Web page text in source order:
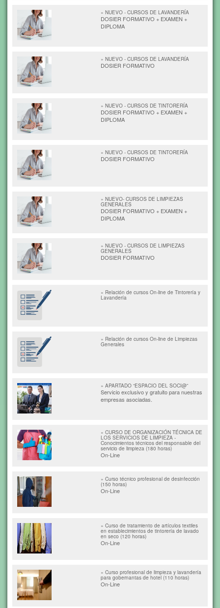
» NUEVO - CURSOS DE LAVANDERÍA
DOSIER FORMATIVO + EXAMEN +
DIPLOMA
» NUEVO - CURSOS DE LAVANDERÍA
DOSIER FORMATIVO
» NUEVO - CURSOS DE TINTORERÍA
DOSIER FORMATIVO + EXAMEN +
DIPLOMA
» NUEVO - CURSOS DE TINTORERÍA
DOSIER FORMATIVO
» NUEVO- CURSOS DE LIMPIEZAS
GENERALES
DOSIER FORMATIVO + EXAMEN +
DIPLOMA
» NUEVO - CURSOS DE LIMPIEZAS
GENERALES
DOSIER FORMATIVO
» Relación de cursos On-line de Tintorería y
Lavandería
» Relación de cursos On-line de Limpiezas
Generales
» APARTADO “ESPACIO DEL SOCI@”
Servicio exclusivo y gratuito para nuestras
empresas asociadas.
» CURSO DE ORGANIZACIÓN TÉCNICA DE
LOS SERVICIOS DE LIMPIEZA -
Conocimientos técnicos del responsable del
servicio de limpieza (180 horas)
On-Line
» Curso técnico profesional de desinfección
(150 horas)
On-Line
» Curso de tratamiento de artículos textiles
en establecimientos de tintorería de lavado
en seco (120 horas)
On-Line
» Curso profesional de limpieza y lavandería
para gobernantas de hotel (110 horas)
On-Line